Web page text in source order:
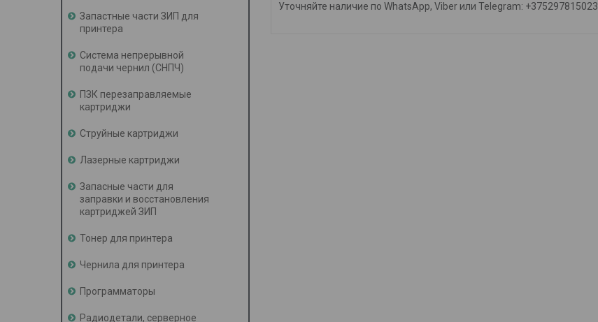
Уточняйте наличие по WhatsApp, Viber или Telegram: +375297815023.
Запастные части ЗИП для
принтера
Система непрерывной
подачи чернил (СНПЧ)
ПЗК перезаправляемые
картриджи
Струйные картриджи
Лазерные картриджи
Запасные части для
заправки и восстановления
картриджей ЗИП
Тонер для принтера
Чернила для принтера
Программаторы
Радиодетали, серверное